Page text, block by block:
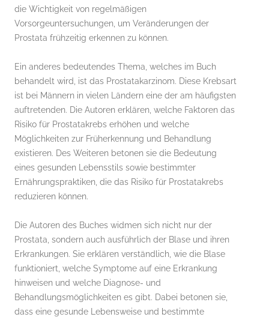
die Wichtigkeit von regelmäßigen
Vorsorgeuntersuchungen, um Veränderungen der
Prostata frühzeitig erkennen zu können.
Ein anderes bedeutendes Thema, welches im Buch
behandelt wird, ist das Prostatakarzinom. Diese Krebsart
ist bei Männern in vielen Ländern eine der am häufigsten
auftretenden. Die Autoren erklären, welche Faktoren das
Risiko für Prostatakrebs erhöhen und welche
Möglichkeiten zur Früherkennung und Behandlung
existieren. Des Weiteren betonen sie die Bedeutung
eines gesunden Lebensstils sowie bestimmter
Ernährungspraktiken, die das Risiko für Prostatakrebs
reduzieren können.
Die Autoren des Buches widmen sich nicht nur der
Prostata, sondern auch ausführlich der Blase und ihren
Erkrankungen. Sie erklären verständlich, wie die Blase
funktioniert, welche Symptome auf eine Erkrankung
hinweisen und welche Diagnose- und
Behandlungsmöglichkeiten es gibt. Dabei betonen sie,
dass eine gesunde Lebensweise und bestimmte